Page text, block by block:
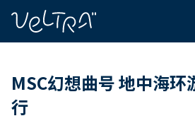
MSC幻想曲号 地中海环
行